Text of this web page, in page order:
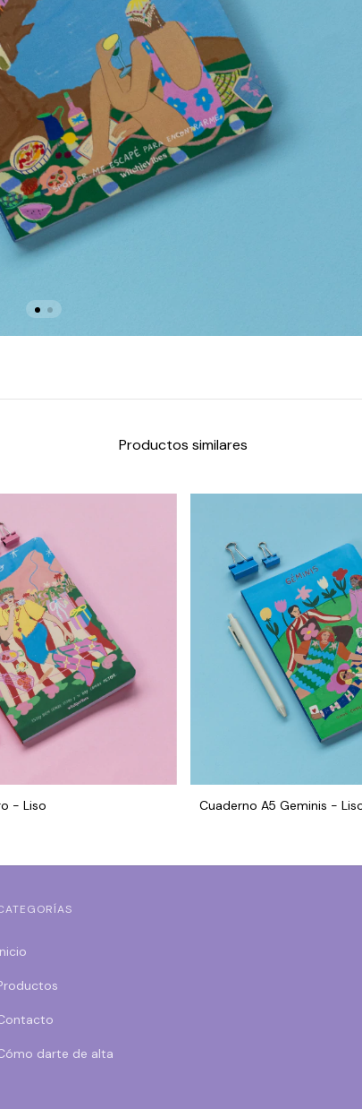
Productos similares
- Liso Cuaderno A5 Geminis -
darte de alta